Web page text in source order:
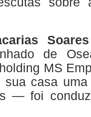
Soares
de
MS
casa uma
— foi